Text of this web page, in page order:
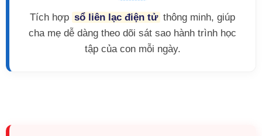
Tích hợp sổ liên lạc điện tử thông minh, giúp
cha mẹ dễ dàng theo dõi sát sao hành trình học
tập của con mỗi ngày.